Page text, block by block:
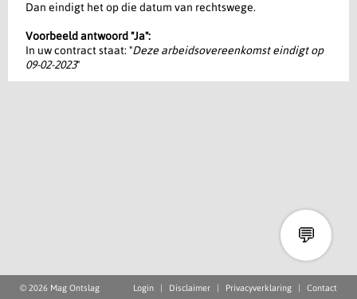
Dan eindigt het op die datum van rechtswege.
Voorbeeld antwoord "Ja":
In uw contract staat: "Deze arbeidsovereenkomst eindigt op
09-02-2023"
© 2026 Mag Ontslag Contact
Privacyverklaring |
Disclaimer
Login
💬